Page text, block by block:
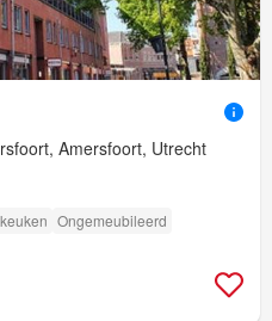
Amersfoort, Utrecht
Ongemeubileerd